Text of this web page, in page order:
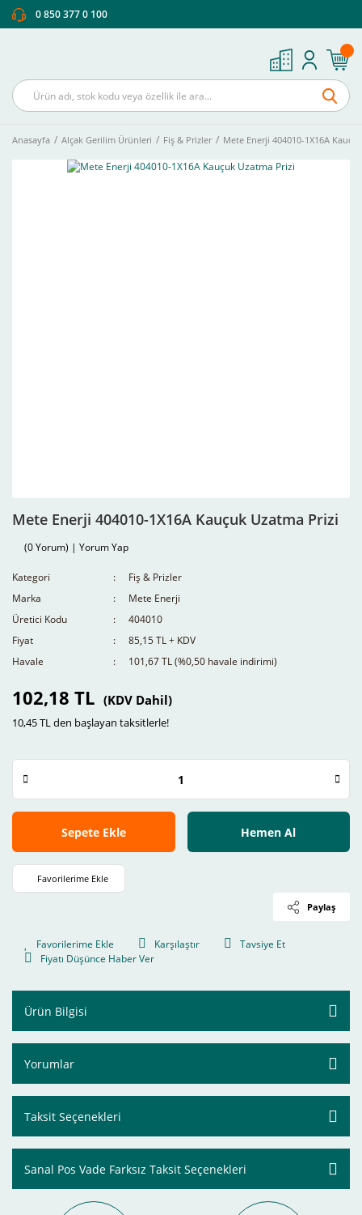
0 850 377 0 100
Anasayfa Alçak Gerilim Ürünleri Fiş & Prizler Mete Enerji 404010-1X16A
Mete Enerji 404010-1X16A Kauçuk Uzatma Prizi
(0 Yorum) | Yorum Yap
Kategori
Fiş & Prizler
Marka
Mete Enerji
Üretici Kodu
404010
Fiyat
85,15 TL + KDV
Havale
101,67 TL (%0,50 havale indirimi)
102,18 TL (KDV Dahil)
10,45 TL den başlayan taksitlerle!
Sepete Ekle Hemen Al
Paylaş
Karşılaştır
Tavsiye Et
Fiyatı Düşünce Haber Ver
Ürün Bilgisi
Yorumlar
Taksit Seçenekleri
Sanal Pos Vade Farksız Taksit Seçenekleri